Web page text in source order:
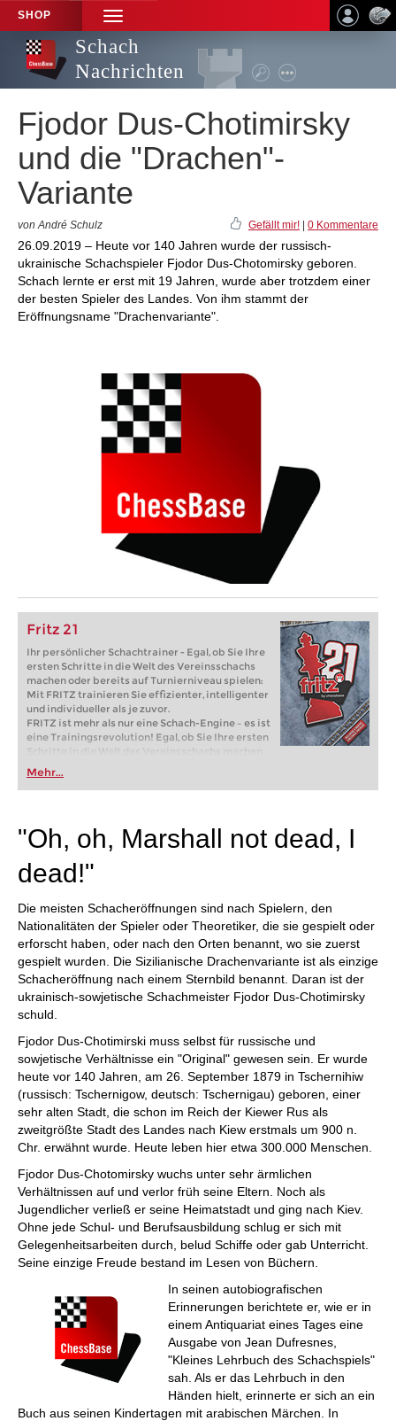
SHOP
TOGGLE
NAVIGATION
Schach
Nachrichten
Fjodor Dus-Chotimirsky
und die "Drachen"-
Variante
von André Schulz Gefällt mir! 0 Kommentare
26.09.2019 – Heute vor 140 Jahren wurde der russisch-
ukrainische Schachspieler Fjodor Dus-Chotomirsky geboren.
Schach lernte er erst mit 19 Jahren, wurde aber trotzdem einer
der besten Spieler des Landes. Von ihm stammt der
Eröffnungsname "Drachenvariante".
Fritz 21
Ihr persönlicher Schachtrainer - Egal, ob Sie Ihre
ersten Schritte in die Welt des Vereinsschachs
machen oder bereits auf Turnierniveau spielen:
Mit FRITZ trainieren Sie effizienter, intelligenter
und individueller als je zuvor.
FRITZ ist mehr als nur eine Schach-Engine – es ist
eine Trainingsrevolution! Egal, ob Sie Ihre ersten
Schritte in die Welt des Vereinsschachs machen
oder bereits auf Turnierniveau spielen: Mit
FRITZ trainieren Sie effizienter, intelligenter und
individueller als je zuvor.
Mehr...
"Oh, oh, Marshall not dead, I
dead!"
Die meisten Schacheröffnungen sind nach Spielern, den
Nationalitäten der Spieler oder Theoretiker, die sie gespielt oder
erforscht haben, oder nach den Orten benannt, wo sie zuerst
gespielt wurden. Die Sizilianische Drachenvariante ist als einzige
Schacheröffnung nach einem Sternbild benannt. Daran ist der
ukrainisch-sowjetische Schachmeister Fjodor Dus-Chotimirsky
schuld.
Fjodor Dus-Chotimirski muss selbst für russische und
sowjetische Verhältnisse ein "Original" gewesen sein. Er wurde
heute vor 140 Jahren, am 26. September 1879 in Tschernihiw
(russisch: Tschernigow, deutsch: Tschernigau) geboren, einer
sehr alten Stadt, die schon im Reich der Kiewer Rus als
zweitgrößte Stadt des Landes nach Kiew erstmals um 900 n.
Chr. erwähnt wurde. Heute leben hier etwa 300.000 Menschen.
Fjodor Dus-Chotomirsky wuchs unter sehr ärmlichen
Verhältnissen auf und verlor früh seine Eltern. Noch als
Jugendlicher verließ er seine Heimatstadt und ging nach Kiev.
Ohne jede Schul- und Berufsausbildung schlug er sich mit
Gelegenheitsarbeiten durch, belud Schiffe oder gab Unterricht.
Seine einzige Freude bestand im Lesen von Büchern.
In seinen autobiografischen
Erinnerungen berichtete er, wie er in
einem Antiquariat eines Tages eine
Ausgabe von Jean Dufresnes,
"Kleines Lehrbuch des Schachspiels"
sah. Als er das Lehrbuch in den
Händen hielt, erinnerte er sich an ein
Buch aus seinen Kindertagen mit arabischen Märchen. In